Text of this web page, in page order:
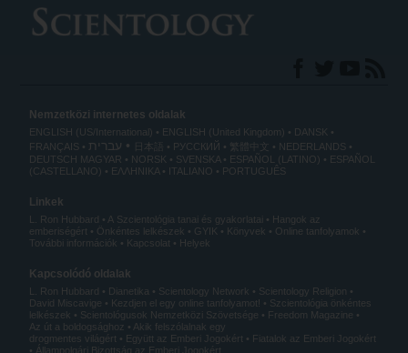
Nemzetközi internetes oldalak
ENGLISH (US/International) ENGLISH (United Kingdom)
DANSK
FRANÇAIS
עברית 日本語 РУССКИЙ 繁體中文
NEDERLANDS
DEUTSCH MAGYAR NORSK SVENSKA ESPAÑOL (LATINO)
ESPAÑOL
(CASTELLANO)
ΕΛΛΗΝΙΚA ITALIANO PORTUGUÊS
Linkek
L. Ron Hubbard A Szcientológia tanai és gyakorlatai
Hangok az
emberiségért
Önkéntes lelkészek GYIK Könyvek
Online tanfolyamok
További információk
Kapcsolat Helyek
Kapcsolódó oldalak
L. Ron Hubbard Dianetika Scientology Network
Scientology Religion
David Miscavige
Kezdjen el egy online tanfolyamot!
Szcientológia önkéntes
lelkészek
Scientológusok Nemzetközi Szövetsége
Freedom Magazine
Az út a boldogsághoz
Akik felszólalnak egy
drogmentes világért
Együtt az Emberi Jogokért
Fiatalok az Emberi Jogokért
Állampolgári Bizottság az Emberi Jogokért